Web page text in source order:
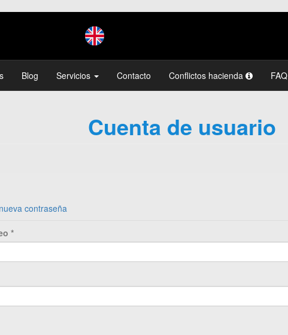
Blog Servicios Contacto Conflictos hacienda FAQ
Cuenta de usuario
contraseña
*